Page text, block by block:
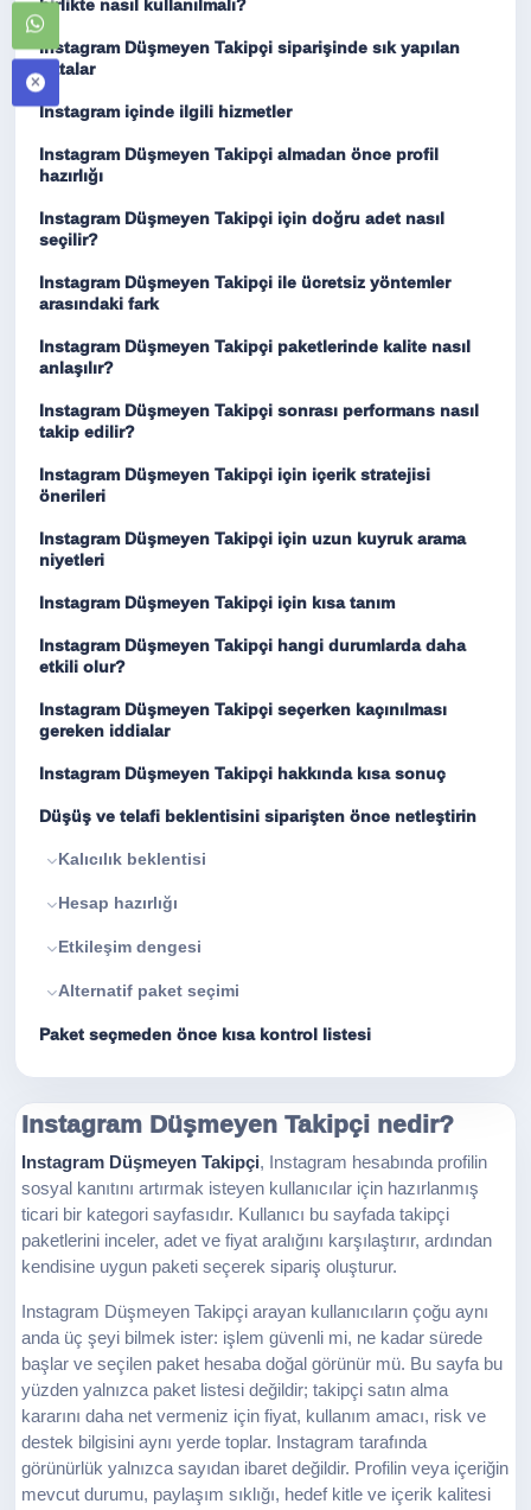
birlikte nasıl kullanılmalı?
Instagram Düşmeyen Takipçi siparişinde sık yapılan
hatalar
Instagram içinde ilgili hizmetler
Instagram Düşmeyen Takipçi almadan önce profil
hazırlığı
Instagram Düşmeyen Takipçi için doğru adet nasıl
seçilir?
Instagram Düşmeyen Takipçi ile ücretsiz yöntemler
arasındaki fark
Instagram Düşmeyen Takipçi paketlerinde kalite nasıl
anlaşılır?
Instagram Düşmeyen Takipçi sonrası performans nasıl
takip edilir?
Instagram Düşmeyen Takipçi için içerik stratejisi
önerileri
Instagram Düşmeyen Takipçi için uzun kuyruk arama
niyetleri
Instagram Düşmeyen Takipçi için kısa tanım
Instagram Düşmeyen Takipçi hangi durumlarda daha
etkili olur?
Instagram Düşmeyen Takipçi seçerken kaçınılması
gereken iddialar
Instagram Düşmeyen Takipçi hakkında kısa sonuç
Düşüş ve telafi beklentisini siparişten önce netleştirin
Kalıcılık beklentisi
Hesap hazırlığı
Etkileşim dengesi
Alternatif paket seçimi
Paket seçmeden önce kısa kontrol listesi
Instagram Düşmeyen Takipçi nedir?
Instagram Düşmeyen Takipçi, Instagram hesabında profilin
sosyal kanıtını artırmak isteyen kullanıcılar için hazırlanmış
ticari bir kategori sayfasıdır. Kullanıcı bu sayfada takipçi
paketlerini inceler, adet ve fiyat aralığını karşılaştırır, ardından
kendisine uygun paketi seçerek sipariş oluşturur.
Instagram Düşmeyen Takipçi arayan kullanıcıların çoğu aynı
anda üç şeyi bilmek ister: işlem güvenli mi, ne kadar sürede
başlar ve seçilen paket hesaba doğal görünür mü. Bu sayfa bu
yüzden yalnızca paket listesi değildir; takipçi satın alma
kararını daha net vermeniz için fiyat, kullanım amacı, risk ve
destek bilgisini aynı yerde toplar. Instagram tarafında
görünürlük yalnızca sayıdan ibaret değildir. Profilin veya içeriğin
mevcut durumu, paylaşım sıklığı, hedef kitle ve içerik kalitesi